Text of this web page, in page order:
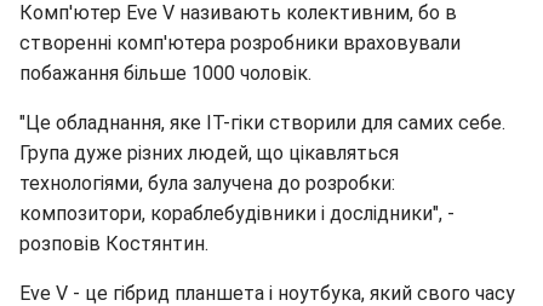
Комп'ютер Eve V називають колективним, бо в
створенні комп'ютера розробники враховували
побажання більше 1000 чоловік.
"Це обладнання, яке IT-гіки створили для самих себе.
Група дуже різних людей, що цікавляться
технологіями, була залучена до розробки:
композитори, кораблебудівники і дослідники", -
розповів Костянтин.
Eve V - це гібрид планшета і ноутбука, який свого часу